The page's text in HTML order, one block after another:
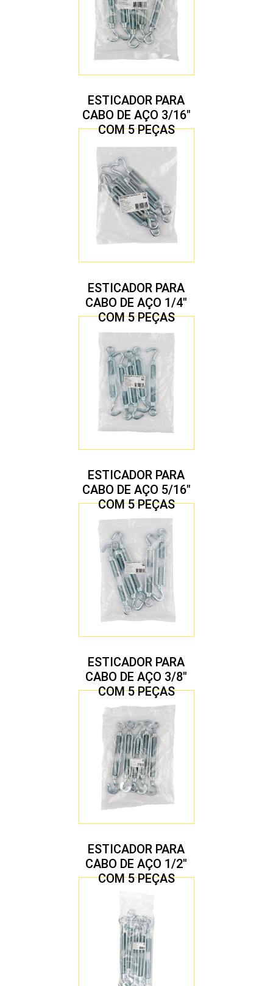
ESTICADOR PARA
CABO DE AÇO 3/16″
COM 5 PEÇAS
ESTICADOR PARA
CABO DE AÇO 1/4″
COM 5 PEÇAS
ESTICADOR PARA
CABO DE AÇO 5/16″
COM 5 PEÇAS
ESTICADOR PARA
CABO DE AÇO 3/8″
COM 5 PEÇAS
ESTICADOR PARA
CABO DE AÇO 1/2″
COM 5 PEÇAS